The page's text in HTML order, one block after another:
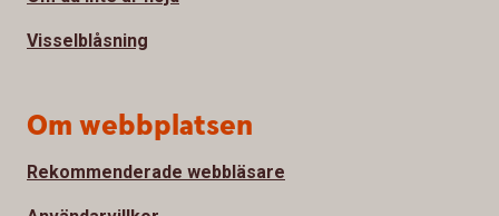
Visselblåsning
Om webbplatsen
Rekommenderade webbläsare